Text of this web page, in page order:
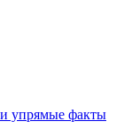
упрямые факты